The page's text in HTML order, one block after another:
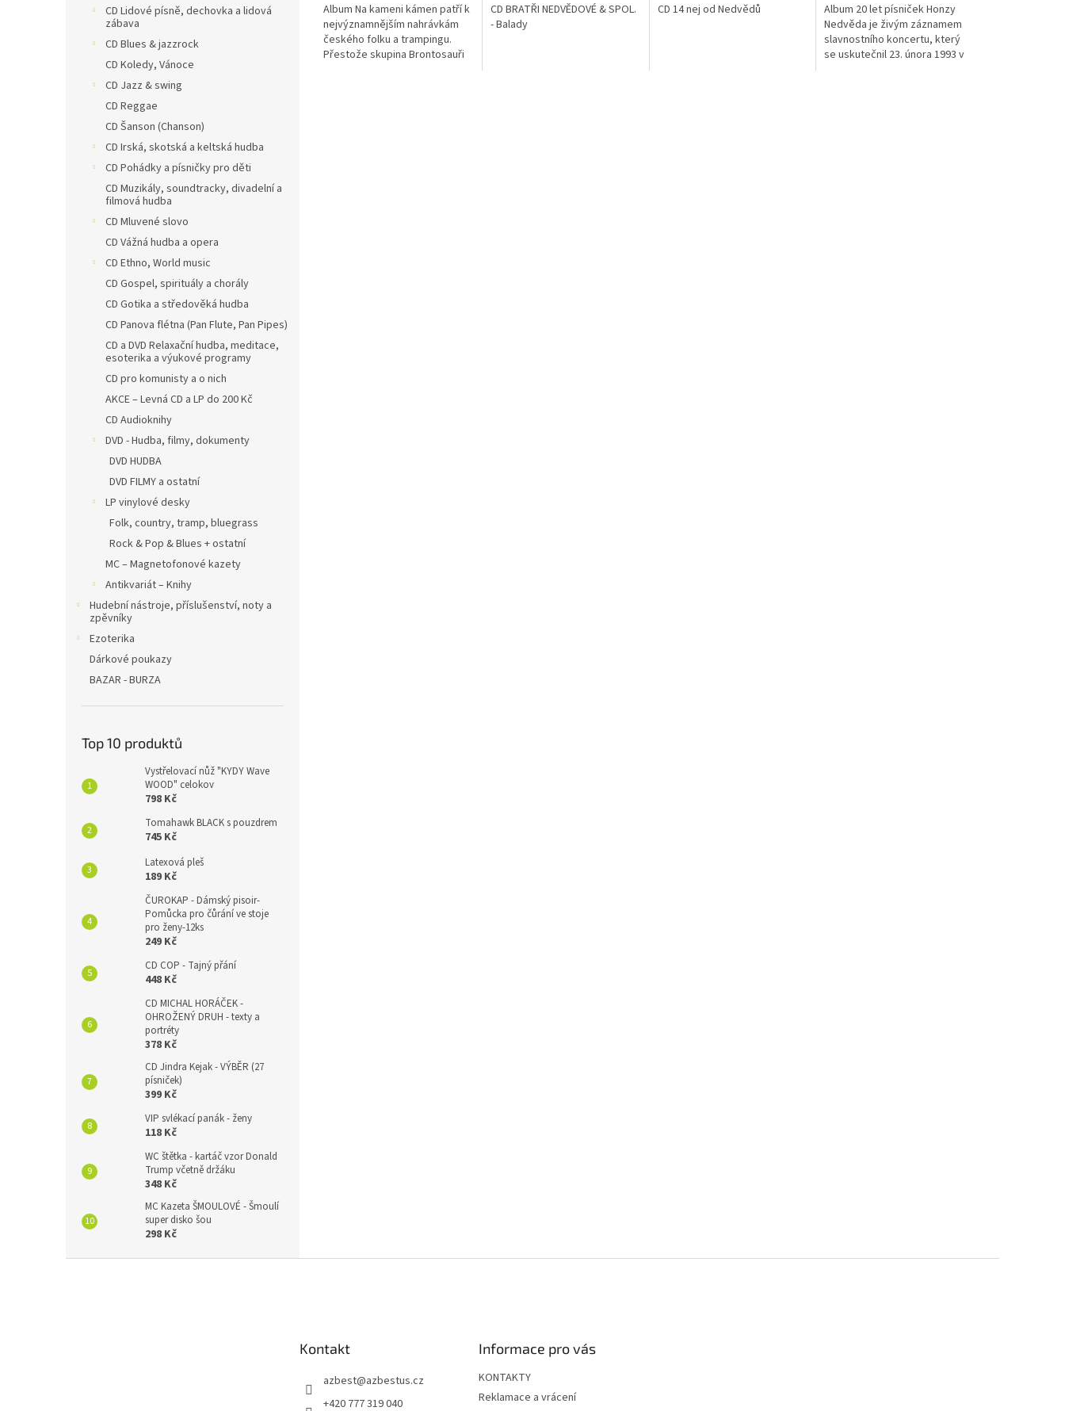
CD Lidové písně, dechovka a lidová
zábava
CD Blues & jazzrock
CD Koledy, Vánoce
CD Jazz & swing
CD Reggae
CD Šanson (Chanson)
CD Irská, skotská a keltská hudba
CD Pohádky a písničky pro děti
CD Muzikály, soundtracky, divadelní a
filmová hudba
CD Mluvené slovo
CD Vážná hudba a opera
CD Ethno, World music
CD Gospel, spirituály a chorály
CD Gotika a středověká hudba
CD Panova flétna (Pan Flute, Pan Pipes)
CD a DVD Relaxační hudba, meditace,
esoterika a výukové programy
CD pro komunisty a o nich
AKCE – Levná CD a LP do 200 Kč
CD Audioknihy
DVD - Hudba, filmy, dokumenty
DVD HUDBA
DVD FILMY a ostatní
LP vinylové desky
Folk, country, tramp, bluegrass
Rock & Pop & Blues + ostatní
MC – Magnetofonové kazety
Antikvariát – Knihy
Hudební nástroje, příslušenství, noty a
zpěvníky
Ezoterika
Dárkové poukazy
BAZAR - BURZA
Top 10 produktů
Vystřelovací nůž "KYDY Wave
WOOD" celokov
798 Kč
Tomahawk BLACK s pouzdrem
745 Kč
Latexová pleš
189 Kč
ČUROKAP - Dámský pisoir-
Pomůcka pro čůrání ve stoje
pro ženy-12ks
249 Kč
CD COP - Tajný přání
448 Kč
CD MICHAL HORÁČEK -
OHROŽENÝ DRUH - texty a
portréty
378 Kč
CD Jindra Kejak - VÝBĚR (27
písniček)
399 Kč
VIP svlékací panák - ženy
118 Kč
WC štětka - kartáč vzor Donald
Trump včetně držáku
348 Kč
MC Kazeta ŠMOULOVÉ - Šmoulí
super disko šou
298 Kč
Album Na kameni kámen patří k
nejvýznamnějším nahrávkám
českého folku a trampingu.
Přestože skupina Brontosauři
CD BRATŘI NEDVĚDOVÉ & SPOL.
- Balady
CD 14 nej od Nedvědů
Album 20 let písniček Honzy
Nedvěda je živým záznamem
slavnostního koncertu, který
se uskutečnil 23. února 1993 v
Kontakt
azbest@azbestus.cz
+420 777 319 040
Informace pro vás
KONTAKTY
Reklamace a vrácení